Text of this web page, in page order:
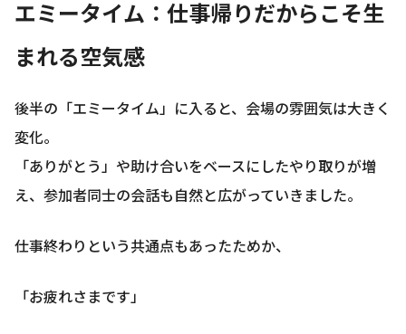
エミータイム：仕事帰りだからこそ生
まれる空気感
後半の「エミータイム」に入ると、会場の雰囲気は大きく
変化。
「ありがとう」や助け合いをベースにしたやり取りが増
え、参加者同士の会話も自然と広がっていきました。
仕事終わりという共通点もあったためか、
「お疲れさまです」